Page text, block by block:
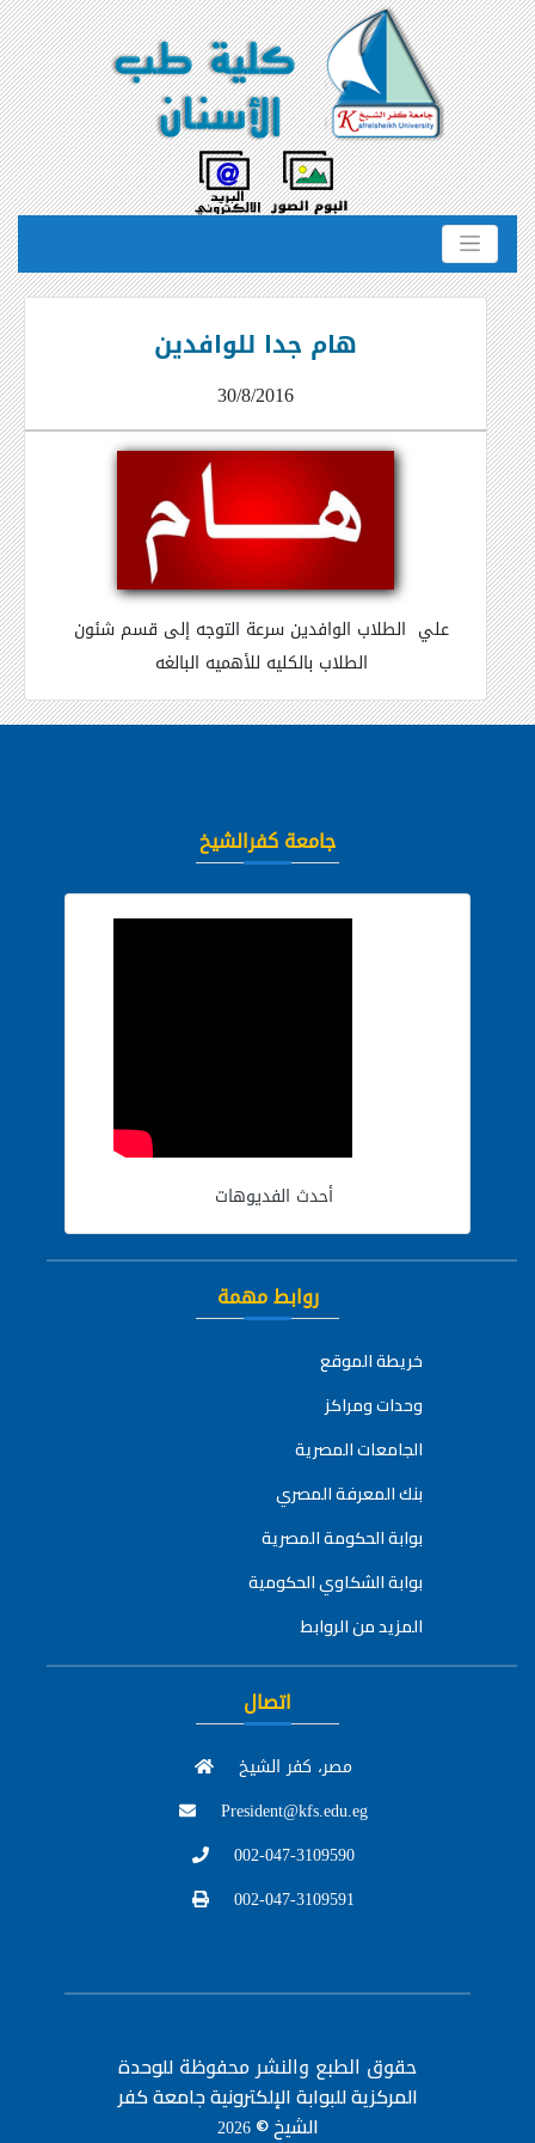
هام جدا للوافدين
30/8/2016
علي الطلاب الوافدين سرعة التوجه إلى قسم شئون
الطلاب بالكليه للأهميه البالغه
جامعة كفرالشيخ
أحدث الفديوهات
روابط مهمة
خريطة الموقع
وحدات ومراكز
الجامعات المصرية
بنك المعرفة المصري
بوابة الحكومة المصرية
بوابة الشكاوي الحكومية
المزيد من الروابط
اتصال
مصر، كفر الشيخ
President@kfs.edu.eg
002-047-3109590
002-047-3109591
حقوق الطبع والنشر محفوظة للوحدة
المركزية للبوابة الإلكترونية جامعة كفر
الشيخ ©2026